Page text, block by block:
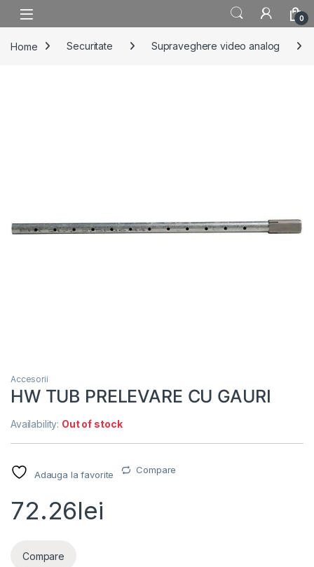
Skip to navigation
Skip to content
0
Home Securitate Supraveghere video analog
Accesorii
HW TUB PRELEVARE CU GAURI
Availability: Out of stock
Adauga la favorite Compare
72.26lei
Compare